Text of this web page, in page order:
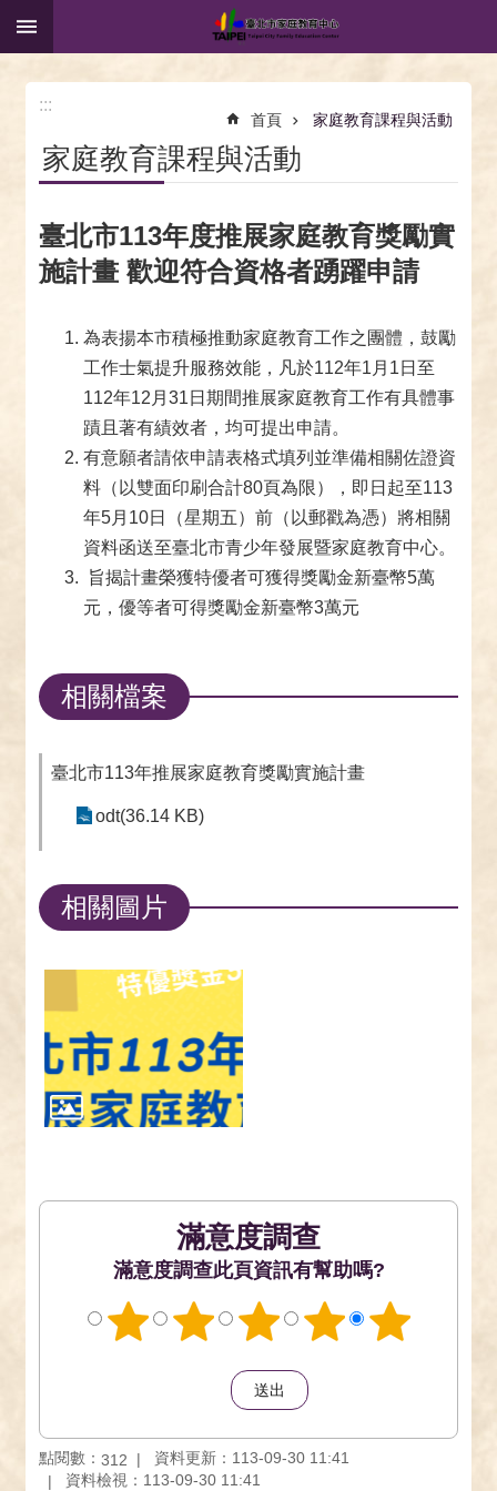
跳到主要內容區塊
:::
首頁 家庭教育課程與活動
家庭教育課程與活動
臺北市113年度推展家庭教育獎勵實
施計畫 歡迎符合資格者踴躍申請
為表揚本市積極推動家庭教育工作之團體，鼓勵
工作士氣提升服務效能，凡於112年1月1日至
112年12月31日期間推展家庭教育工作有具體事
蹟且著有績效者，均可提出申請。
有意願者請依申請表格式填列並準備相關佐證資
料（以雙面印刷合計80頁為限），即日起至113
年5月10日（星期五）前（以郵戳為憑）將相關
資料函送至臺北市青少年發展暨家庭教育中心。
旨揭計畫榮獲特優者可獲得獎勵金新臺幣5萬
元，優等者可得獎勵金新臺幣3萬元
相關檔案
臺北市113年推展家庭教育獎勵實施計畫
odt(36.14 KB)
相關圖片
滿意度調查此頁資訊有幫助嗎?
點閱數： 312
資料更新：113-09-30 11:41
資料檢視：113-09-30 11:41